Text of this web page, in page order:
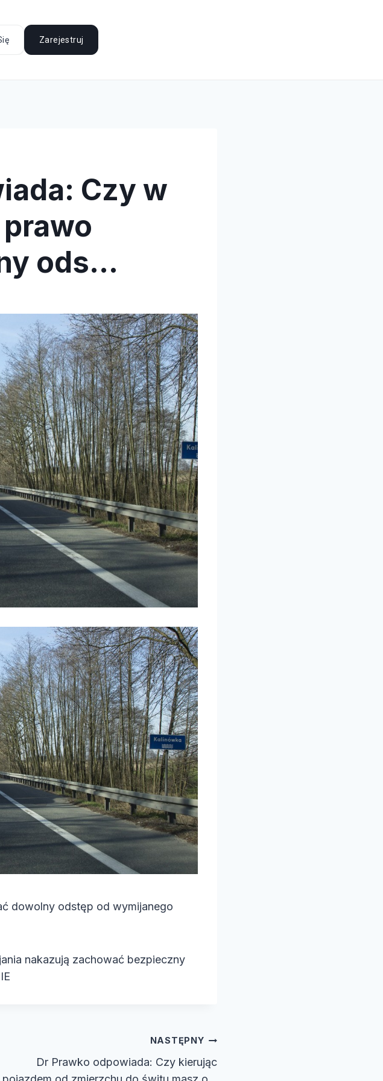
Zarejestruj
Czy w
ods…
dowolny odstęp od wymijanego
nakazują zachować bezpieczny
NASTĘPNY
Dr Prawko odpowiada: Czy kierując